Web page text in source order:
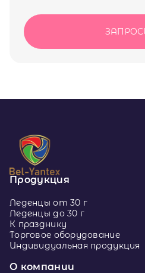
Продукция
Леденцы от 30 г
Леденцы до 30 г
К празднику
Торговое оборудование
Индивидуальная продукция
О компании